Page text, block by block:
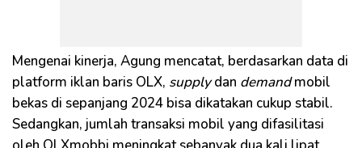
Mengenai kinerja, Agung mencatat, berdasarkan data di
platform iklan baris OLX, supplydan demandmobil
bekas di sepanjang 2024 bisa dikatakan cukup stabil.
Sedangkan, jumlah transaksi mobil yang difasilitasi